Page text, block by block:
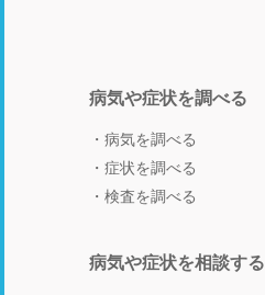
病気や症状を調べる
病気を調べる
症状を調べる
検査を調べる
病気や症状を相談する